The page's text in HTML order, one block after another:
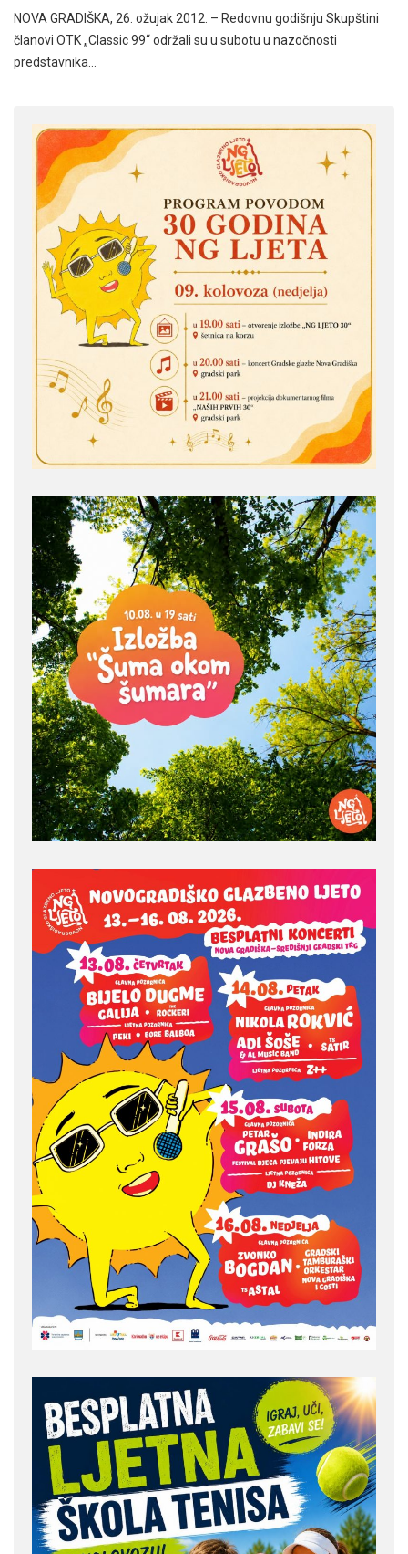
NOVA GRADIŠKA, 26. ožujak 2012. – Redovnu godišnju Skupštini
članovi OTK „Classic 99“ održali su u subotu u nazočnosti
predstavnika…